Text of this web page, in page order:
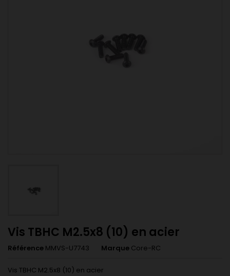
Vis TBHC M2.5x8 (10) en acier
Référence MMVS-U7743 Marque Core-RC
Vis TBHC M2.5x8 (10) en acier